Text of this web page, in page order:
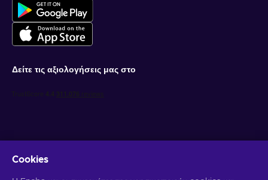
Δείτε τις αξιολογήσεις μας στο
Λάβετε προσωποποιημένες προσφορές για παιχνίδια
Cookies